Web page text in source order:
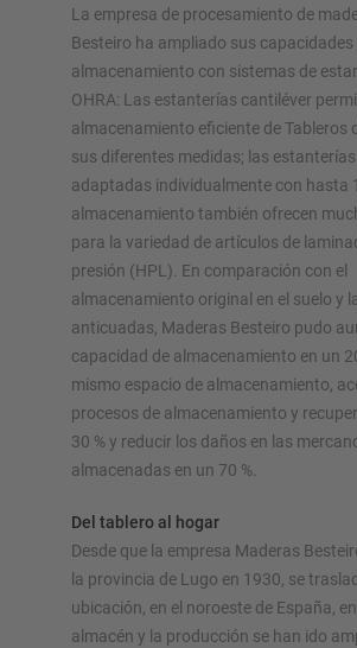
La empresa de procesamiento de
Besteiro ha ampliado sus capacidades
almacenamiento con sistemas de
OHRA: Las estanterías cantiléver
almacenamiento eficiente de Tableros
sus diferentes medidas; las
adaptadas individualmente con hasta
almacenamiento también ofrecen
para la variedad de artículos de
presión (HPL). En comparación con el
almacenamiento original en el suelo y
anticuadas, Maderas Besteiro pudo
capacidad de almacenamiento en un
mismo espacio de almacenamiento,
procesos de almacenamiento y
30 % y reducir los daños en las
almacenadas en un 70 %.
Del tablero al hogar
Desde que la empresa Maderas
la provincia de Lugo en 1930, se
ubicación, en el noroeste de España,
almacén y la producción se han ido
SISTEMAS DE ALMACENAMIENTO
Estanterías para palés
Estanterías móviles
Estanterías dinámicas
Entreplantas
Estanterías verticales
nuestros configuradores – incluida la
Configurar estantería ahora